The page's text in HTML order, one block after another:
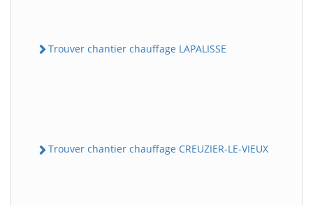
Trouver chantier chauffage LAPALISSE
Trouver chantier chauffage CREUZIER-LE-VIEUX